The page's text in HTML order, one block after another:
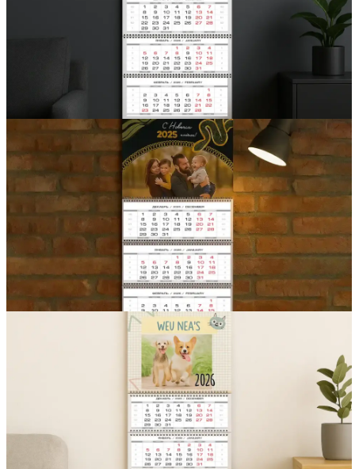
Написать директору
Арендодателям
Франшиза
Контакты